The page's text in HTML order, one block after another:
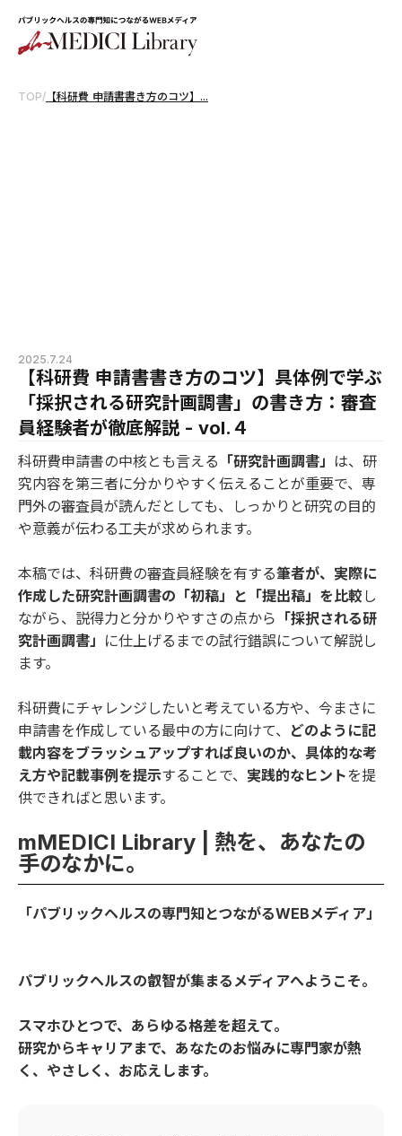
TOP/ 【科研費 申請書書き方のコツ】...
2025.7.24
【科研費 申請書書き方のコツ】具体例で学ぶ
「採択される研究計画調書」の書き方：審査
員経験者が徹底解説 - vol.４
科研費申請書の中核とも言える 「研究計画調書」 は、研
究内容を第三者に分かりやすく伝えることが重要で、専
門外の審査員が読んだとしても、しっかりと研究の目的
や意義が伝わる工夫が求められます。
本稿では、科研費の審査員経験を有する筆者が、実際に
作成した研究計画調書の「初稿」と「提出稿」を比較 し
ながら、説得力と分かりやすさの点から 「採択される研
究計画調書」 に仕上げるまでの試行錯誤について解説し
ます。
科研費にチャレンジしたいと考えている方や、今まさに
申請書を作成している最中の方に向けて、 どのように記
載内容をブラッシュアップすれば良いのか、具体的な考
え方や記載事例を提示することで、 実践的なヒントを提
供できればと思います。
mMEDICI Library | 熱を、あなたの
手のなかに。
「パブリックヘルスの専門知とつながるWEBメディア」
パブリックヘルスの叡智が集まるメディアへようこそ。
スマホひとつで、あらゆる格差を超えて。
研究からキャリアまで、あなたのお悩みに専門家が熱
く、やさしく、お応えします。